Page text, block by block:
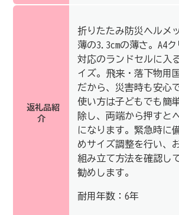
返礼品紹
介
折りたたみ防災ヘルメ
薄の3.3cmの薄さ。A4
対応のランドセルに入
イズ。飛来・落下物用
だから、災害時も安心
使い方は子どもでも簡
除し、両端から押すと
になります。緊急時に
めサイズ調整を行い、
組み立て方法を確認し
勧めします。
耐用年数：6年